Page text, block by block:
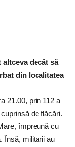
altceva decât să
din localitatea
21.00, prin 112 a
de flăcări.
împreună cu
Însă, militarii au